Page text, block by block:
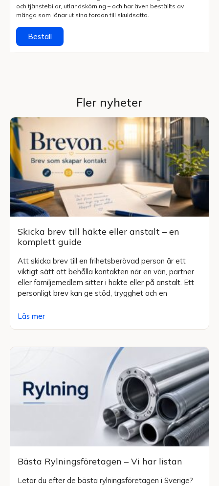
och tjänstebilar, utlands­körning – och har även beställts av
många som lånar ut sina fordon till skuldsatta.
Beställ
Fler nyheter
Skicka brev till häkte eller anstalt – en
komplett guide
Att skicka brev till en frihetsberövad person är ett
viktigt sätt att behålla kontakten när en vän, partner
eller familjemedlem sitter i häkte eller på anstalt. Ett
personligt brev kan ge stöd, trygghet och en
Läs mer
Bästa Rylningsföretagen – Vi har listan
Letar du efter de bästa rylningsföretagen i Sverige?